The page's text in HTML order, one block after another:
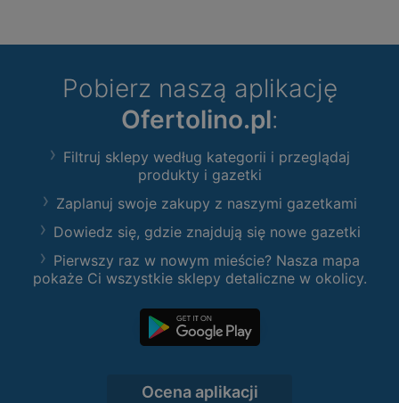
Pobierz naszą aplikację
Ofertolino.pl:
Filtruj sklepy według kategorii i przeglądaj
produkty i gazetki
Zaplanuj swoje zakupy z naszymi gazetkami
Dowiedz się, gdzie znajdują się nowe gazetki
Pierwszy raz w nowym mieście? Nasza mapa
pokaże Ci wszystkie sklepy detaliczne w okolicy.
Ocena aplikacji